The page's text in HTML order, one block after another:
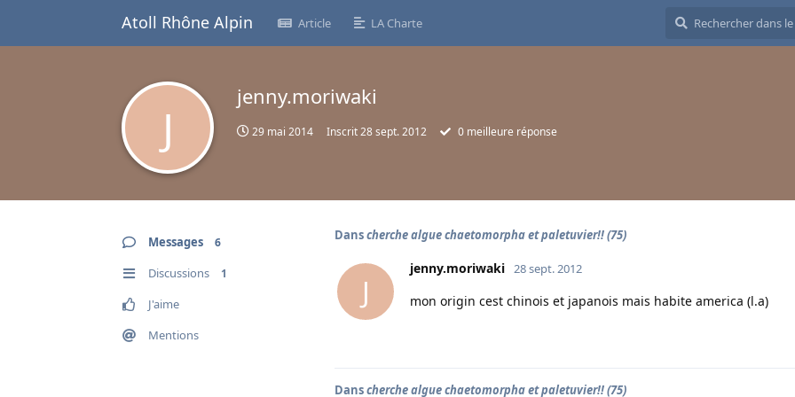
Atoll Rhône Alpin Article LA Charte
J
jenny.moriwaki
29 mai 2014 Inscrit28 sept. 2012 0 meilleure réponse
Messages 6
Discussions 1
J'aime
Mentions
Danscherche algue chaetomorpha et paletuvier!! (75)
J
jenny.moriwaki 28 sept. 2012
mon origin cest chinois et japanois mais habite america (l.a)
Danscherche algue chaetomorpha et paletuvier!! (75)